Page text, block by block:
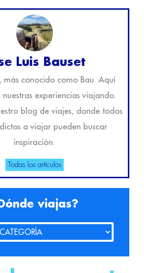
Luis Bauset
más conocido como Bau. Aquí
experiencias viajando.
blog de viajes, donde todos
a viajar pueden buscar
inspiración.
Todas los artículos
viajas?